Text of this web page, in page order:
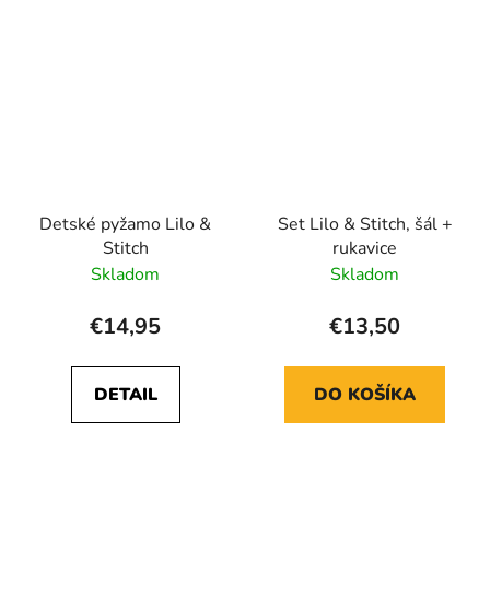
Detské pyžamo Lilo &
Stitch
Skladom
€14,95
DETAIL
Set Lilo & Stitch, šál +
rukavice
Skladom
€13,50
DO KOŠÍKA